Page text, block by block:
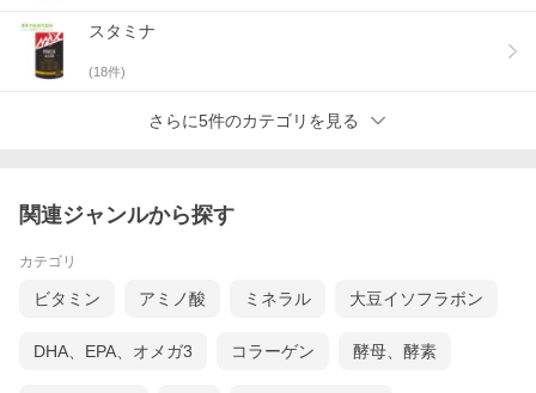
スタミナ
(18件)
さらに5件のカテゴリを見る
関連ジャンルから探す
カテゴリ
ビタミン アミノ酸 ミネラル 大豆イソフラボン
DHA、EPA、オメガ3 コラーゲン 酵母、酵素